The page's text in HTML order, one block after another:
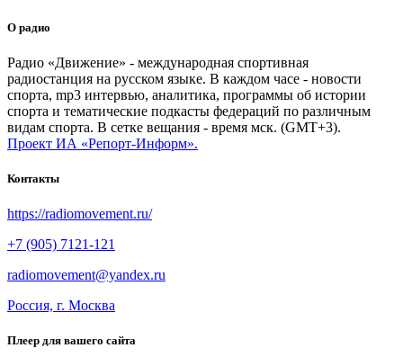
О радио
Радио «Движение» - международная спортивная
радиостанция на русском языке. В каждом часе - новости
спорта, mp3 интервью, аналитика, программы об истории
спорта и тематические подкасты федераций по различным
видам спорта. В сетке вещания - время мск. (GMT+3).
Проект ИА «Репорт-Информ».
Контакты
https://radiomovement.ru/
+7 (905) 7121-121
radiomovement@yandex.ru
Россия, г. Москва
Плеер для вашего сайта